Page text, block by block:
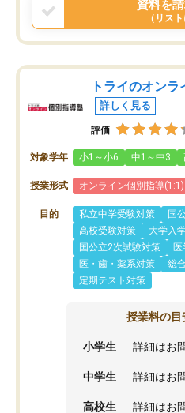
資料を
（リス
トライのオン
詳しく見る
評価
対象学年 小1～小6 中1～中3
授業形式 オンライン個別指導(1:1)
目的 私立中学受験対策
国
高校受験対策
大学入
国公立2次試験対策
医・歯・薬系対策
総
定期テスト対策
授業料の目
小学生 詳細はお
中学生 詳細はお
高校生 詳細はお